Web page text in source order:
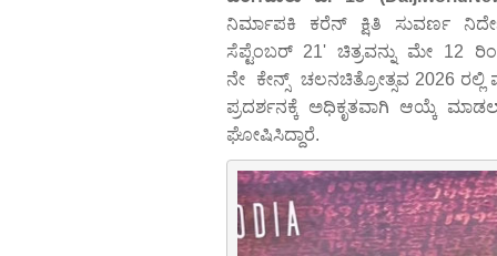
ನಿರ್ಮಾಪಕಿ ಕರೆನ್ ಕ್ಷಿತಿ ಸುವರ್ಣ
ಸೆಪ್ಟೆಂಬರ್ 21' ಚಿತ್ರವನ್ನು ಮೇ 12
ನೇ ಕೇನ್ಸ್ ಚಲನಚಿತ್ರೋತ್ಸವ 2026
ಪ್ರದರ್ಶನಕ್ಕೆ ಅಧಿಕೃತವಾಗಿ ಆಯ್ಕೆ
ಘೋಷಿಸಿದ್ದಾರೆ.